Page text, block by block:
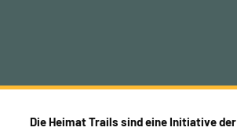
Die Heimat Trails sind eine Initiative der